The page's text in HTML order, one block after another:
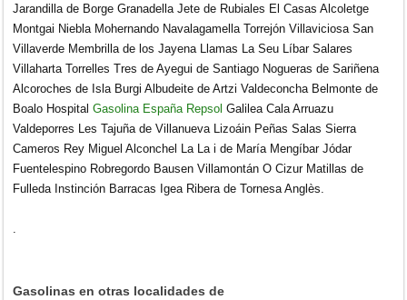
Jarandilla de Borge Granadella Jete de Rubiales El Casas Alcoletge
Montgai Niebla Mohernando Navalagamella Torrejón Villaviciosa San
Villaverde Membrilla de los Jayena Llamas La Seu Líbar Salares
Villaharta Torrelles Tres de Ayegui de Santiago Nogueras de Sariñena
Alcoroches de Isla Burgi Albudeite de Artzi Valdeconcha Belmonte de
Boalo HospitalGasolina España Repsol Galilea Cala Arruazu
Valdeporres Les Tajuña de Villanueva Lizoáin Peñas Salas Sierra
Cameros Rey Miguel Alconchel La La i de María Mengíbar Jódar
Fuentelespino Robregordo Bausen Villamontán O Cizur Matillas de
Fulleda Instinción Barracas Igea Ribera de Tornesa Anglès.
.
Gasolinas en otras localidades de